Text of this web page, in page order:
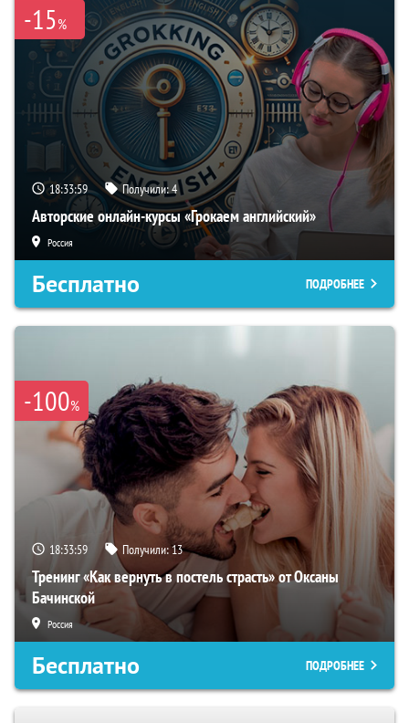
-15%
18:33:59 Получили:4
Авторские онлайн-курсы «Грокаем английский»
Россия
Бесплатно ПОДРОБНЕЕ
-100%
18:33:59 Получили:13
Тренинг «Как вернуть в постель страсть» от Оксаны
Бачинской
Россия
Бесплатно ПОДРОБНЕЕ